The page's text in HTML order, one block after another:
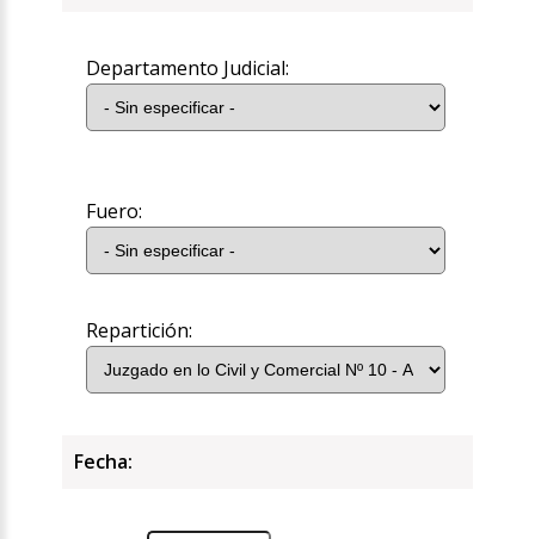
Departamento Judicial:
Fuero:
Repartición:
Fecha: